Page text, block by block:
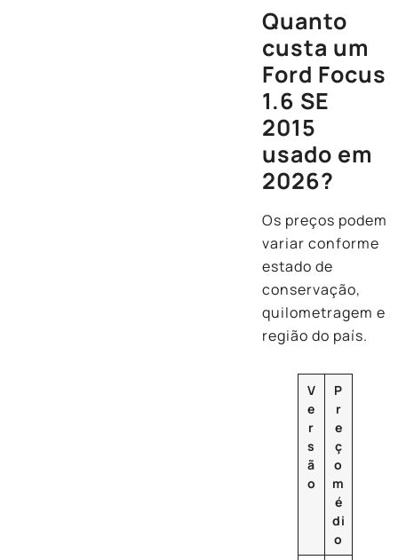
Quanto
custa um
Ford Focus
1.6 SE
2015
usado em
2026?
Os preços podem
variar conforme
estado de
conservação,
quilometragem e
região do país.
V
e
r
s
ã
o
P
r
e
ç
o
m
é
di
o